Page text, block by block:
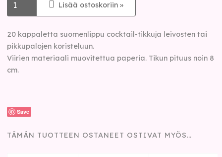
Lisää ostoskoriin »
20 kappaletta suomenlippu cocktail-tikkuja leivosten tai
pikkupalojen koristeluun.
Viirien materiaali muovitettua paperia. Tikun pituus noin 8
cm.
Save
TÄMÄN TUOTTEEN OSTANEET OSTIVAT MYÖS…